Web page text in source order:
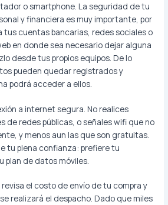
o smartphone. La seguridad de tu
y financiera es muy importante, por
tus cuentas bancarias, redes sociales o
en donde sea necesario dejar alguna
desde tus propios equipos. De lo
pueden quedar registrados y
podrá acceder a ellos.
a internet segura. No realices
de redes públicas, o señales wifi que no
y menos aun las que son gratuitas.
tu plena confianza: prefiere tu
plan de datos móviles.
el costo de envío de tu compra y
realizará el despacho. Dado que miles